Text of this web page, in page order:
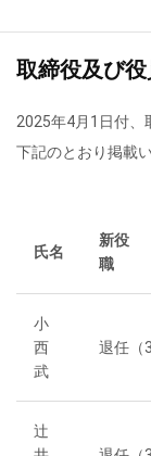
取締役及び
2025年4月1日付、
下記のとおり掲載
氏名
新役
小
西
武
退任（
辻